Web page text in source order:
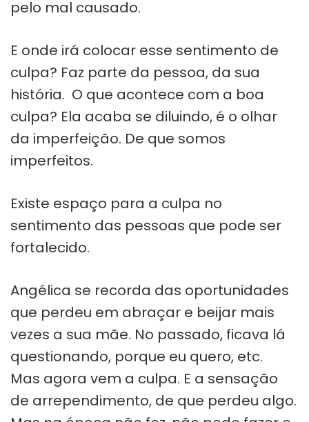
pelo mal causado.
E onde irá colocar esse sentimento de
culpa? Faz parte da pessoa, da sua
história. O que acontece com a boa
culpa? Ela acaba se diluindo, é o olhar
da imperfeição. De que somos
imperfeitos.
Existe espaço para a culpa no
sentimento das pessoas que pode ser
fortalecido.
Angélica se recorda das oportunidades
que perdeu em abraçar e beijar mais
vezes a sua mãe. No passado, ficava lá
questionando, porque eu quero, etc.
Mas agora vem a culpa. E a sensação
de arrependimento, de que perdeu algo.